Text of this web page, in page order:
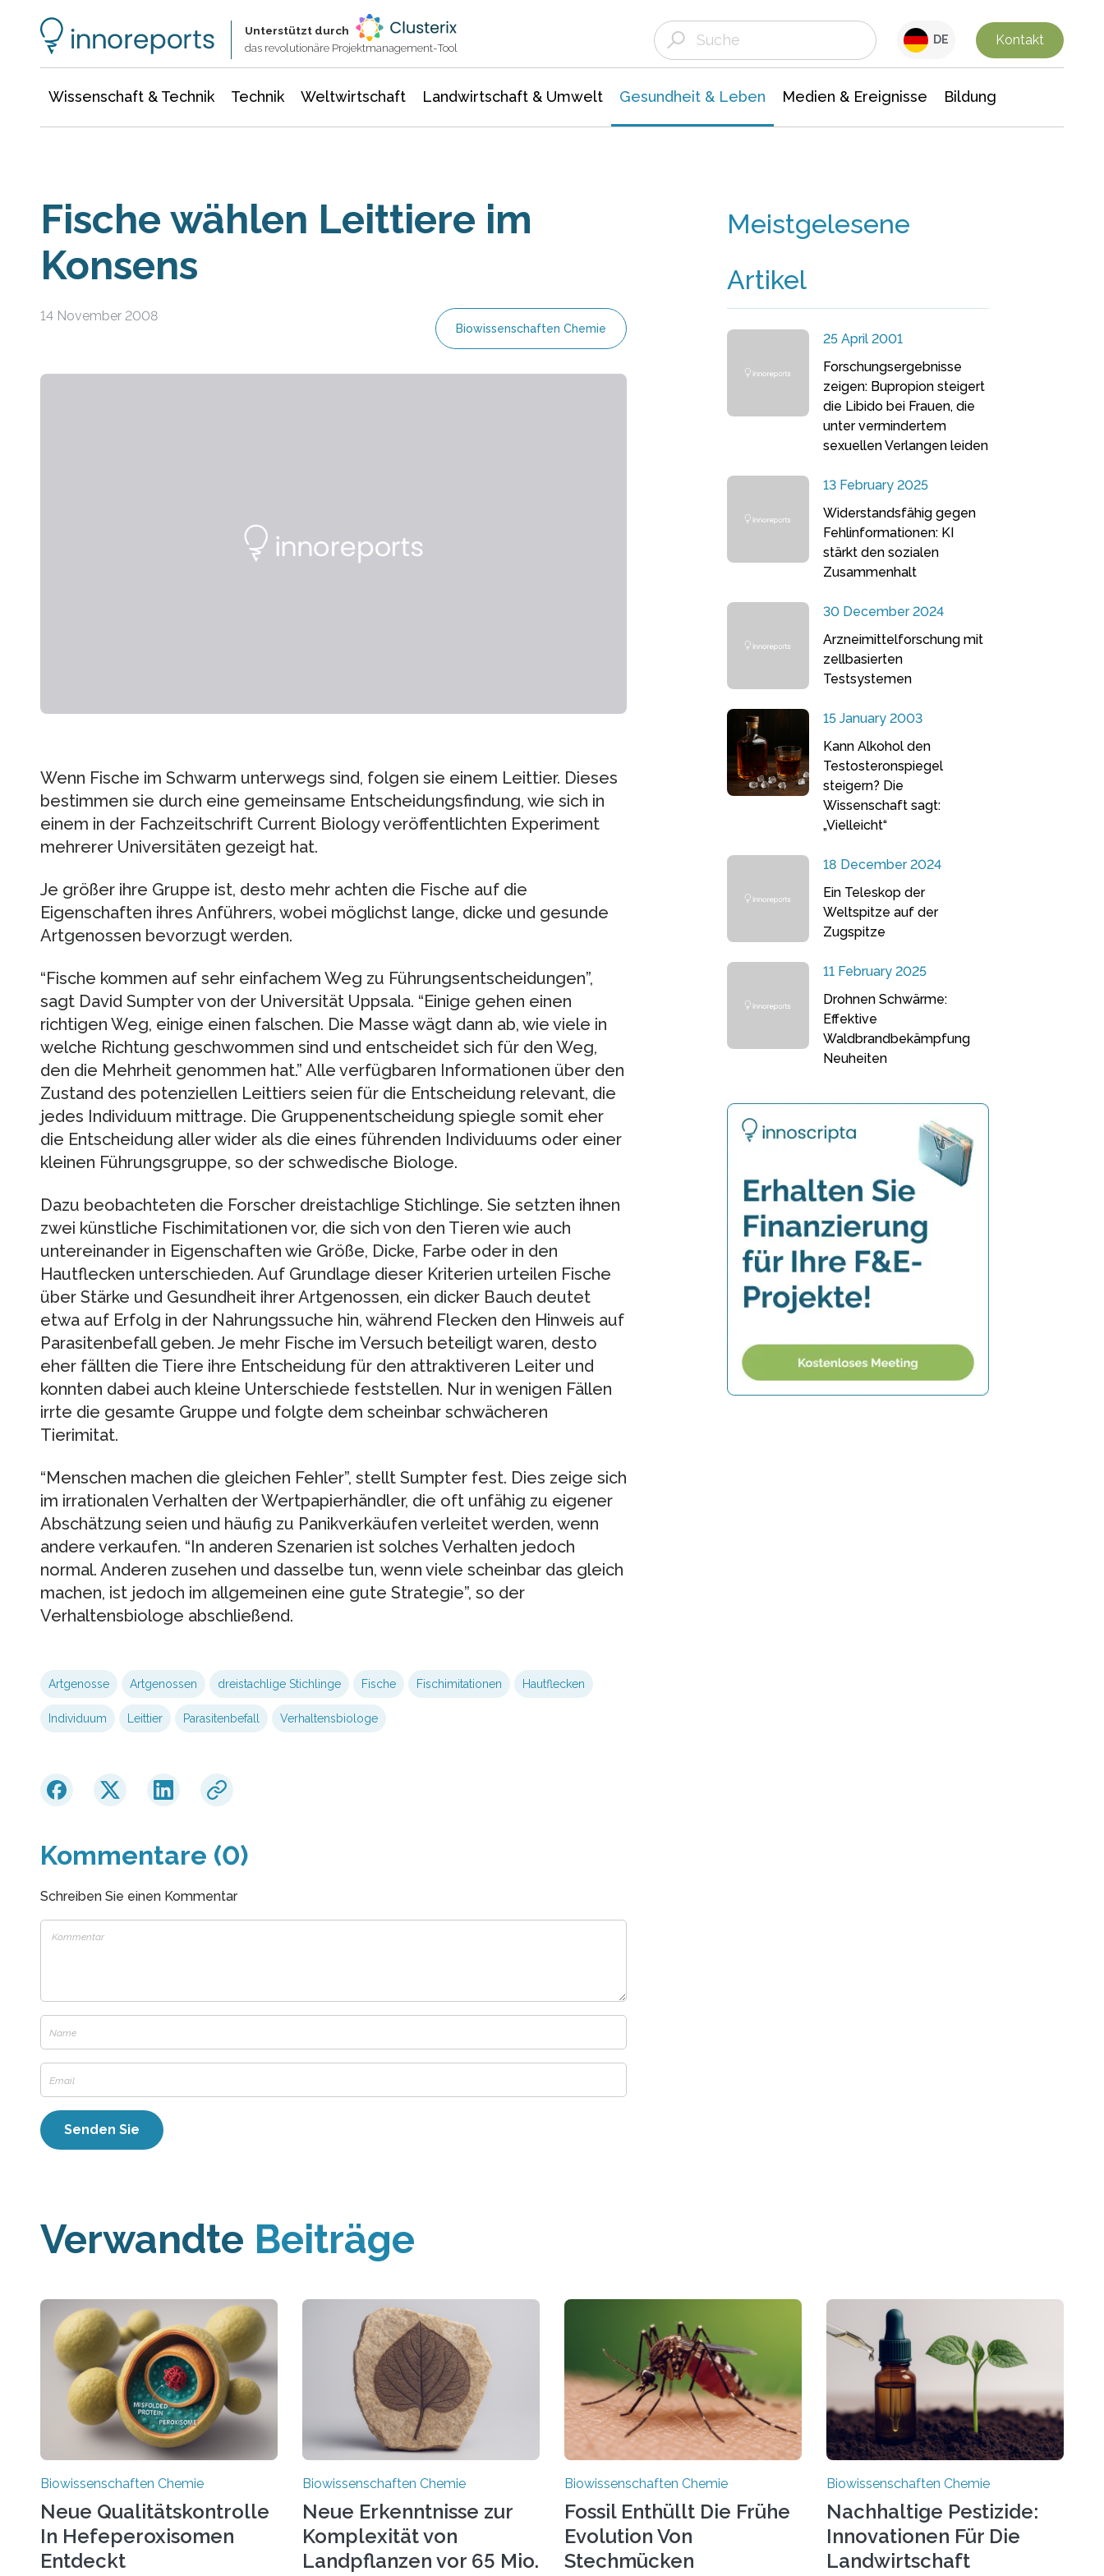
Unterstützt durch
das revolutionäre Projektmanagement-Tool
DE Kontakt
Wissenschaft & Technik Technik Weltwirtschaft Landwirtschaft & Umwelt Gesundheit & Leben Medien & Ereignisse Bildung
Fische wählen Leittiere im
Konsens
14 November 2008
Biowissenschaften Chemie
Wenn Fische im Schwarm unterwegs sind, folgen sie einem Leittier. Dieses
bestimmen sie durch eine gemeinsame Entscheidungsfindung, wie sich in
einem in der Fachzeitschrift Current Biology veröffentlichten Experiment
mehrerer Universitäten gezeigt hat.
Je größer ihre Gruppe ist, desto mehr achten die Fische auf die
Eigenschaften ihres Anführers, wobei möglichst lange, dicke und gesunde
Artgenossen bevorzugt werden.
“Fische kommen auf sehr einfachem Weg zu Führungsentscheidungen”,
sagt David Sumpter von der Universität Uppsala. “Einige gehen einen
richtigen Weg, einige einen falschen. Die Masse wägt dann ab, wie viele in
welche Richtung geschwommen sind und entscheidet sich für den Weg,
den die Mehrheit genommen hat.” Alle verfügbaren Informationen über den
Zustand des potenziellen Leittiers seien für die Entscheidung relevant, die
jedes Individuum mittrage. Die Gruppenentscheidung spiegle somit eher
die Entscheidung aller wider als die eines führenden Individuums oder einer
kleinen Führungsgruppe, so der schwedische Biologe.
Dazu beobachteten die Forscher dreistachlige Stichlinge. Sie setzten ihnen
zwei künstliche Fischimitationen vor, die sich von den Tieren wie auch
untereinander in Eigenschaften wie Größe, Dicke, Farbe oder in den
Hautflecken unterschieden. Auf Grundlage dieser Kriterien urteilen Fische
über Stärke und Gesundheit ihrer Artgenossen, ein dicker Bauch deutet
etwa auf Erfolg in der Nahrungssuche hin, während Flecken den Hinweis auf
Parasitenbefall geben. Je mehr Fische im Versuch beteiligt waren, desto
eher fällten die Tiere ihre Entscheidung für den attraktiveren Leiter und
konnten dabei auch kleine Unterschiede feststellen. Nur in wenigen Fällen
irrte die gesamte Gruppe und folgte dem scheinbar schwächeren
Tierimitat.
“Menschen machen die gleichen Fehler”, stellt Sumpter fest. Dies zeige sich
im irrationalen Verhalten der Wertpapierhändler, die oft unfähig zu eigener
Abschätzung seien und häufig zu Panikverkäufen verleitet werden, wenn
andere verkaufen. “In anderen Szenarien ist solches Verhalten jedoch
normal. Anderen zusehen und dasselbe tun, wenn viele scheinbar das gleich
machen, ist jedoch im allgemeinen eine gute Strategie”, so der
Verhaltensbiologe abschließend.
Artgenosse Artgenossen dreistachlige Stichlinge Fische Fischimitationen Hautflecken
Individuum Leittier Parasitenbefall Verhaltensbiologe
Kommentare (0)
Schreiben Sie einen Kommentar
Meistgelesene
Artikel
25 April 2001
Forschungsergebnisse
zeigen: Bupropion steigert
die Libido bei Frauen, die
unter vermindertem
sexuellen Verlangen leiden
13 February 2025
Widerstandsfähig gegen
Fehlinformationen: KI
stärkt den sozialen
Zusammenhalt
30 December 2024
Arzneimittelforschung mit
zellbasierten
Testsystemen
15 January 2003
Kann Alkohol den
Testosteronspiegel
steigern? Die
Wissenschaft sagt:
„Vielleicht“
18 December 2024
Ein Teleskop der
Weltspitze auf der
Zugspitze
11 February 2025
Drohnen Schwärme:
Effektive
Waldbrandbekämpfung
Neuheiten
Verwandte Beiträge
Biowissenschaften Chemie
Neue Qualitätskontrolle
In Hefeperoxisomen
Entdeckt
Biowissenschaften Chemie
Neue Erkenntnisse zur
Komplexität von
Landpflanzen vor 65 Mio.
Biowissenschaften Chemie
Fossil Enthüllt Die Frühe
Evolution Von
Stechmücken
Biowissenschaften Chemie
Nachhaltige Pestizide:
Innovationen Für Die
Landwirtschaft